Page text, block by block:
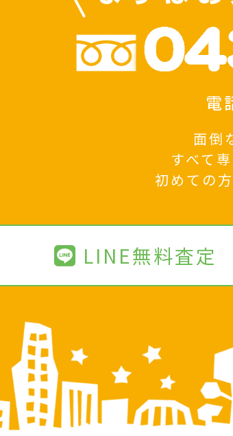
電
面倒
すべて
初めての
LINE無料査定